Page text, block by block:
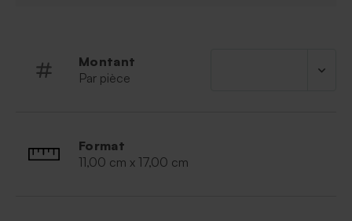
Montant
Par pièce
Format
11,00 cm x 17,00 cm